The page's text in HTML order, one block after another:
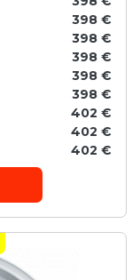
398 €
398 €
398 €
398 €
398 €
402 €
402 €
402 €